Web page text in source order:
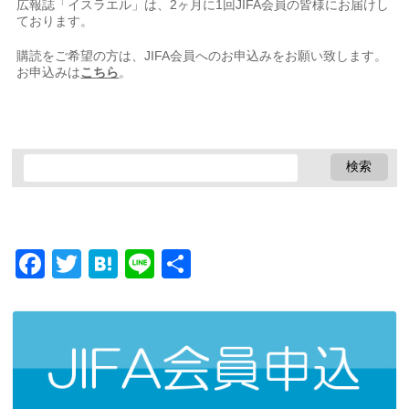
広報誌「イスラエル」は、2ヶ月に1回JIFA会員の皆様にお届けし
ております。
購読をご希望の方は、JIFA会員へのお申込みをお願い致します。
お申込みはこちら。
Facebook
Twitter
Hatena
Line